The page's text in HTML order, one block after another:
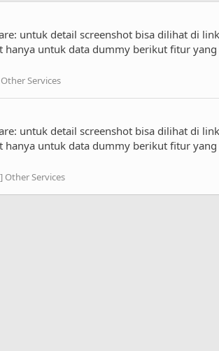
untuk detail screenshot bisa dilihat di
untuk data dummy berikut fitur
Services
untuk detail screenshot bisa dilihat di
untuk data dummy berikut fitur
Other Services